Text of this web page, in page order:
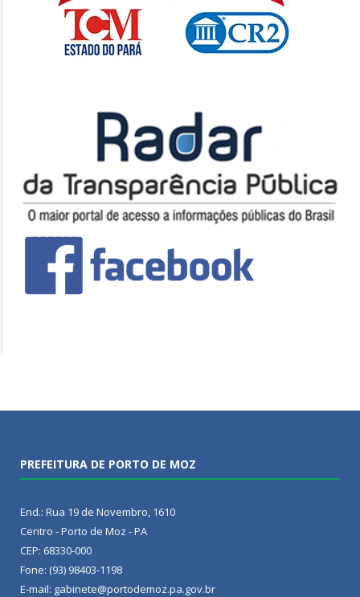
PREFEITURA DE PORTO DE MOZ
End.: Rua 19 de Novembro, 1610
Centro - Porto de Moz - PA
CEP: 68330-000
Fone: (93) 98403-1198
E-mail: gabinete@portodemoz.pa.gov.br